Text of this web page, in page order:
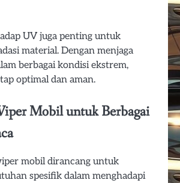
UV juga penting untuk
material. Dengan menjaga
berbagai kondisi ekstrem,
optimal dan aman.
Mobil untuk Berbagai
mobil dirancang untuk
spesifik dalam menghadapi